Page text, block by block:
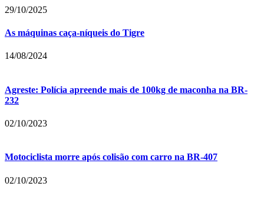
29/10/2025
As máquinas caça-níqueis do Tigre
14/08/2024
Agreste: Polícia apreende mais de 100kg de maconha na BR-
232
02/10/2023
Motociclista morre após colisão com carro na BR-407
02/10/2023